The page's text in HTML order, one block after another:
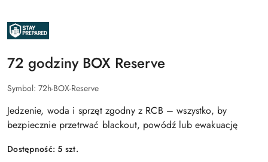
NAZWA
PRODUCENTA:
STAYPREPARED
72 godziny BOX Reserve
Symbol: 72h-BOX-Reserve
Jedzenie, woda i sprzęt zgodny z RCB – wszystko, by
bezpiecznie przetrwać blackout, powódź lub ewakuację
Dostępność:5 szt.